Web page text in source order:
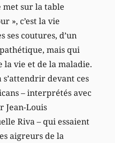
met sur la table
», c’est la vie
ses coutures, d’un
mais qui
la vie et de la maladie.
s’attendrir devant ces
– interprétés avec
Jean-Louis
Riva – qui essaient
aigreurs de la